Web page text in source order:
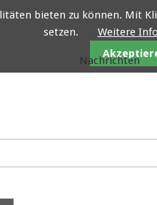
Nachrichten
bieten zu können. Mit
setzen.
Weitere